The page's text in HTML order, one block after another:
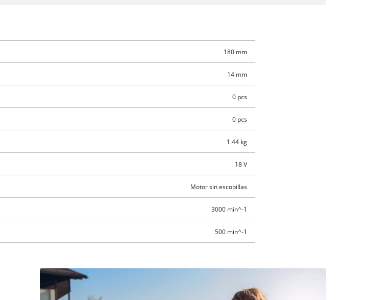
180 mm
14 mm
0 pcs
0 pcs
1.44 kg
18 V
Motor sin escobillas
3000 min^-1
500 min^-1